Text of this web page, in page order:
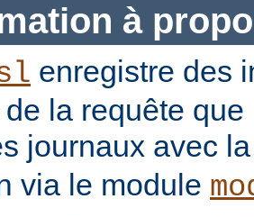
à
enregistre des
la requête
journaux avec
via le module